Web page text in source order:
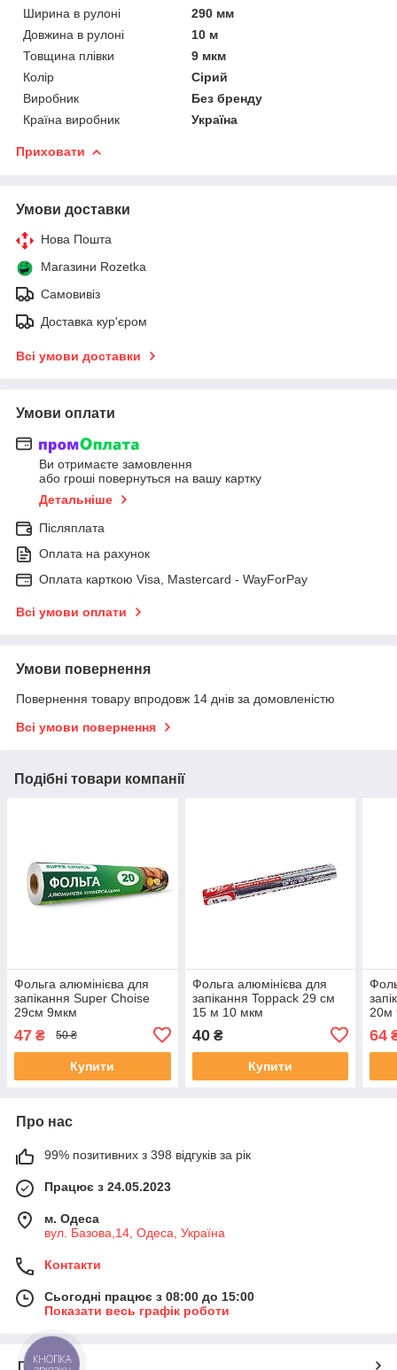
Ширина в рулоні
290 мм
Довжина в рулоні
10 м
Товщина плівки
9 мкм
Колір
Сірий
Виробник
Без бренду
Країна виробник
Україна
Приховати
Умови доставки
Нова Пошта
Магазини Rozetka
Самовивіз
Доставка кур'єром
Всі умови доставки
Умови оплати
Ви отримаєте замовлення
або гроші повернуться на вашу картку
Детальніше
Післяплата
Оплата на рахунок
Оплата карткою Visa, Mastercard - WayForPay
Всі умови оплати
Умови повернення
Повернення товару впродовж 14 днів за домовленістю
Всі умови повернення
Подібні товари компанії
Фольга алюмінієва для
запікання Super Choise
29см 9мкм
47 ₴ 50 ₴
Купити
Фольга алюмінієва для
запікання Toppack 29 см
15 м 10 мкм
40₴
Купити
20м
64
Про нас
99% позитивних з 398 відгуків за рік
Працює з 24.05.2023
м. Одеса
вул. Базова,14, Одеса, Україна
Контакти
Сьогодні працює з 08:00 до 15:00
Показати весь графік роботи
Про нас
КНОПКА